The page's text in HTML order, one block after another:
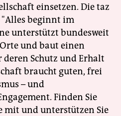
einsetzen. Die taz
beginnt im
unterstützt bundesweit
und baut einen
Schutz und Erhalt
braucht guten, frei
– und
Finden Sie
mit und unterstützen Sie